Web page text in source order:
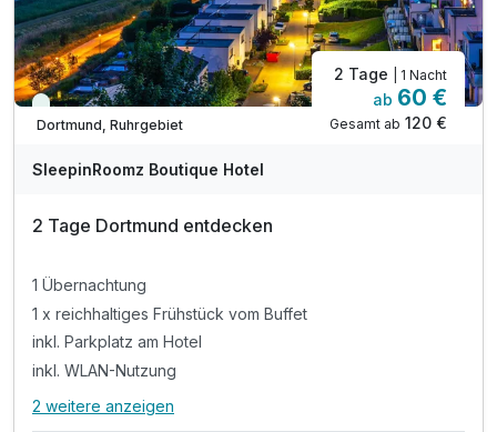
Immer verfügbar
Dortmund, Ruhrgebiet
2 Tage | 1 Nacht
ab 60 €
Gesamt ab 120 €
SleepinRoomz Boutique Hotel
2 Tage Dortmund entdecken
1 Übernachtung
1 x reichhaltiges Frühstück vom Buffet
inkl. Parkplatz am Hotel
inkl. WLAN-Nutzung
Alle Inklusivleistungen
2 weitere anzeigen